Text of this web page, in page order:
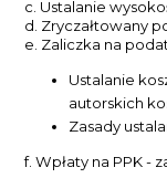
c. Ustalanie
d. Zryczałtowany
e. Zaliczka na
Ustalanie
autorskich
Zasady
f. Wpłaty na PPK -